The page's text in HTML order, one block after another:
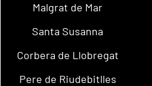
Malgrat de Mar
Santa Susanna
Corbera de Llobregat
Pere de Riudebitlles